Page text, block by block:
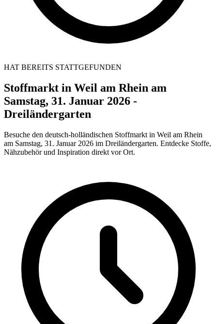
HAT BEREITS STATTGEFUNDEN
Stoffmarkt in Weil am Rhein am
Samstag, 31. Januar 2026 -
Dreiländergarten
Besuche den deutsch-holländischen Stoffmarkt in Weil am Rhein
am Samstag, 31. Januar 2026 im Dreiländergarten. Entdecke Stoffe,
Nähzubehör und Inspiration direkt vor Ort.